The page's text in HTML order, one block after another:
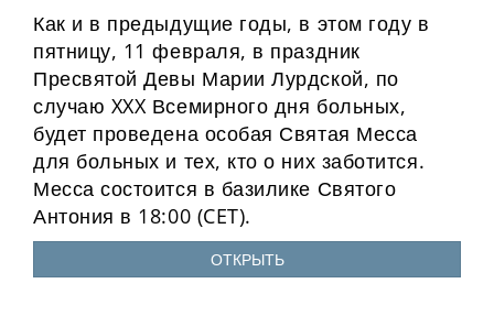
Как и в предыдущие годы, в этом году в
пятницу, 11 февраля, в праздник
Пресвятой Девы Марии Лурдской, по
случаю XXX Всемирного дня больных,
будет проведена особая Святая Месса
для больных и тех, кто о них заботится.
Месса состоится в базилике Святого
Антония в 18:00 (CET).
ОТКРЫТЬ